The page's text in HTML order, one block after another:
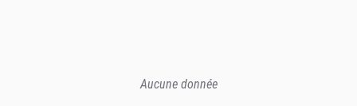
Aucune donnée